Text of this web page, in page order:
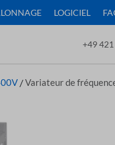
LOGICIEL
+49
/Variateur de